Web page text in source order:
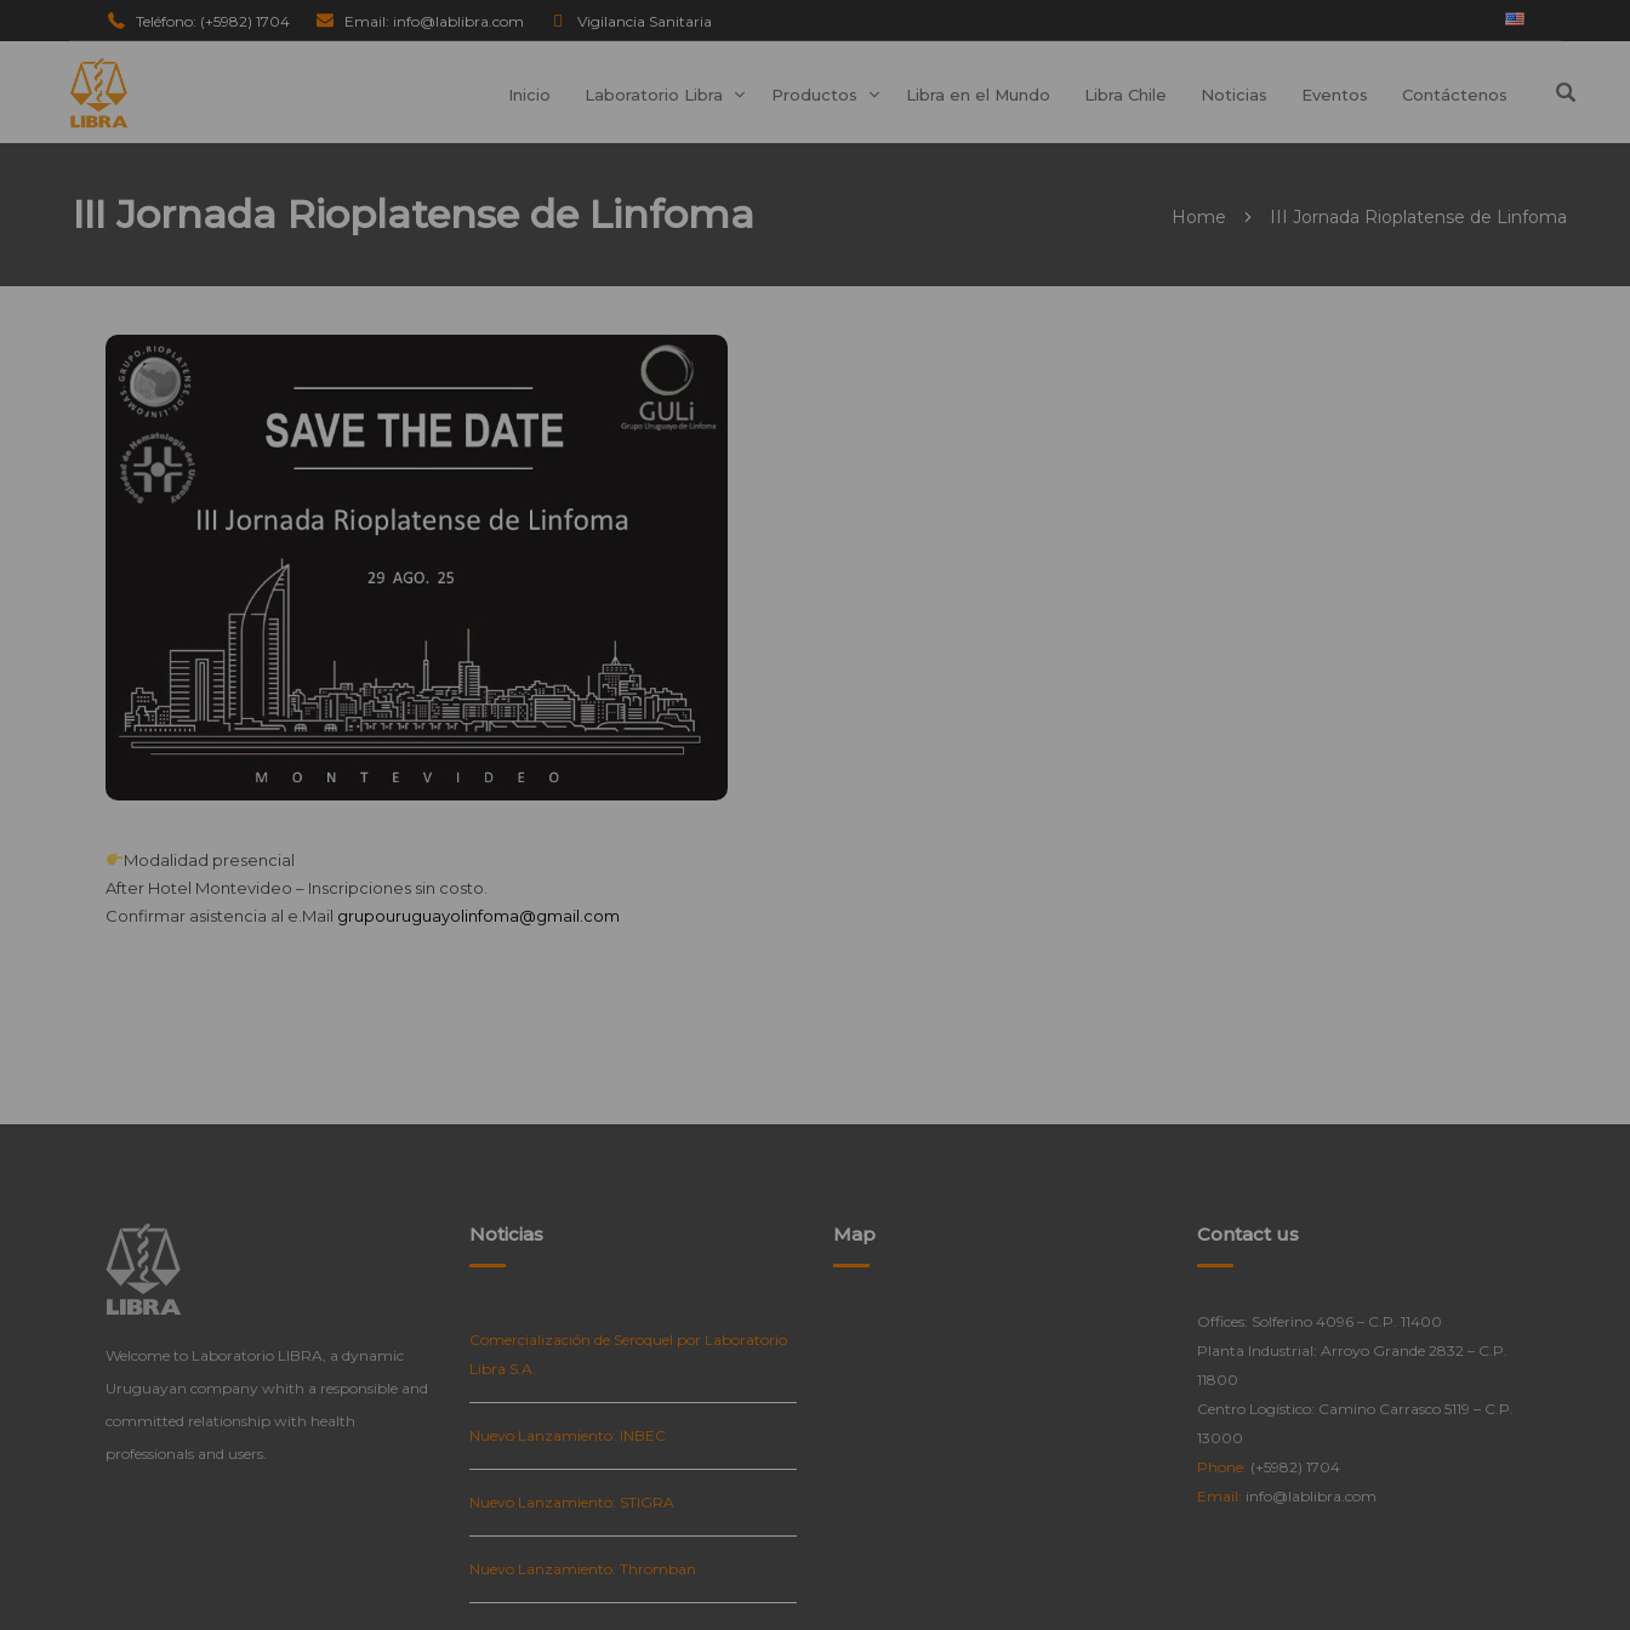
Teléfono: (+5982) 1704 Email: info@lablibra.com Vigilancia Sanitaria
Inicio Laboratorio Libra Productos Libra en el Mundo Libra Chile Noticias Eventos Contáctenos
III Jornada Rioplatense de Linfoma Home III Jornada Rioplatense de Linfoma
Modalidad presencial
After Hotel Montevideo – Inscripciones sin costo.
Confirmar asistencia al e.Mail grupouruguayolinfoma@gmail.com
Welcome to Laboratorio LIBRA, a dynamic
Uruguayan company whith a responsible and
committed relationship with health
professionals and users.
Noticias
Comercialización de Seroquel por Laboratorio
Libra S.A.
Nuevo Lanzamiento: INBEC
Nuevo Lanzamiento: STIGRA
Nuevo Lanzamiento: Thromban
Map Contact us
Offices: Solferino 4096 – C.P. 11400
Planta Industrial: Arroyo Grande 2832 – C.P.
11800
Centro Logístico: Camino Carrasco 5119 – C.P.
13000
Phone: (+5982) 1704
Email: info@lablibra.com